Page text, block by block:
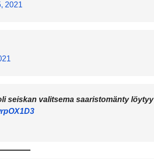
2021
seiskan valitsema saaristomänty löytyy